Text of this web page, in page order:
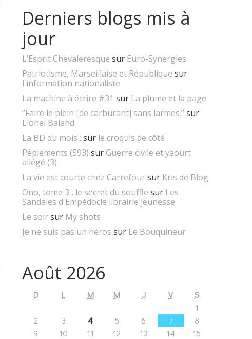
Derniers blogs mis à
jour
L’Esprit Chevaleresque sur Euro-Synergies
Patriotisme, Marseillaise et République sur
l'information nationaliste
La machine à écrire #31 sur La plume et la page
”Faire le plein [de carburant] sans larmes.”sur
Lionel Baland
La BD du mois : sur le croquis de côté
Pépiements (593) sur Guerre civile et yaourt
allégé (3)
La vie est courte chez Carrefoursur Kris de Blog
Ono, tome 3 , le secret du souffle sur Les
Sandales d'Empédocle librairie jeunesse
Le soirsur My shots
Je ne suis pas un héros sur Le Bouquineur
Août 2026
D L M M J V
S
1
2
3 4 5 6 7
8
9
10 11 12 13 14
15